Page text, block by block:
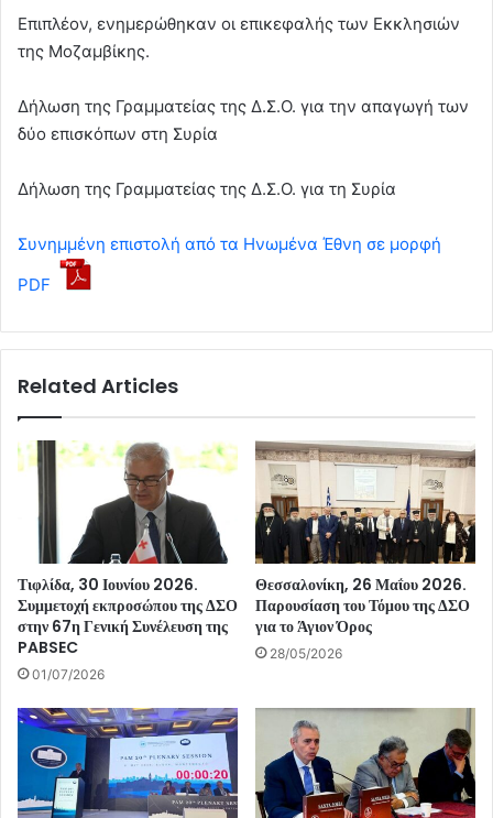
Επιπλέον, ενημερώθηκαν οι επικεφαλής των Εκκλησιών
της Μοζαμβίκης.
Δήλωση της Γραμματείας της Δ.Σ.Ο. για την απαγωγή των
δύο επισκόπων στη Συρία
Δήλωση της Γραμματείας της Δ.Σ.Ο. για τη Συρία
Συνημμένη επιστολή από τα Ηνωμένα Έθνη σε μορφή
PDF
Related Articles
Τιφλίδα, 30 Ιουνίου 2026.
Συμμετοχή εκπροσώπου της ΔΣΟ
στην 67η Γενική Συνέλευση της
PABSEC
01/07/2026
Θεσσαλονίκη, 26 Μαΐου 2026.
Παρουσίαση του Τόμου της ΔΣΟ
για το Άγιον Όρος
28/05/2026